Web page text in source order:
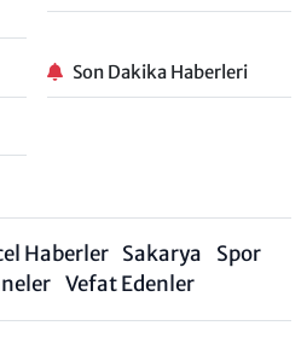
Son Dakika Haberleri
Haberler Sakarya
Spor
Vefat Edenler